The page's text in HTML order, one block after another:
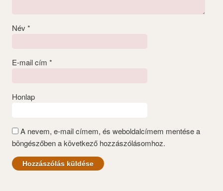
Név *
E-mail cím *
Honlap
A nevem, e-mail címem, és weboldalcímem mentése a
böngészőben a következő hozzászólásomhoz.